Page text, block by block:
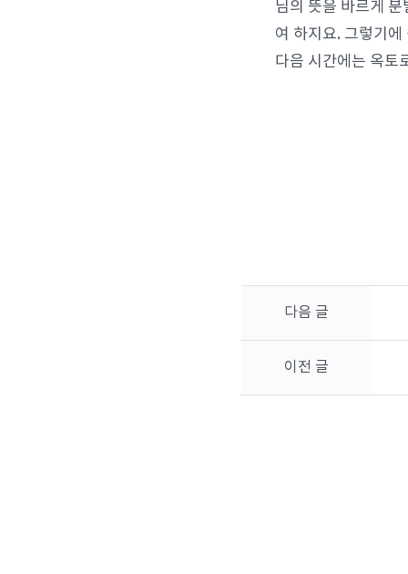
님의 뜻을 바르게
여 하지요. 그렇기
다음 시간에는 옥토
다음 글
이전 글